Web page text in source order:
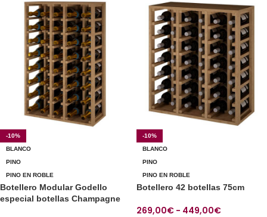
-10%
BLANCO
PINO
PINO EN ROBLE
Botellero Modular Godello
especial botellas Champagne
-10%
BLANCO
PINO
PINO EN ROBLE
Botellero 42 botellas 75cm
269,00€ - 449,00€